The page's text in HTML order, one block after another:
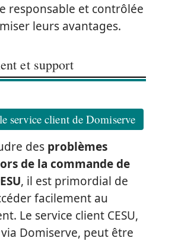
responsable et contrôlée
leurs avantages.
et support
service client de Domiserve
des problèmes
de la commande de
, il est primordial de
facilement au
Le service client CESU,
Domiserve, peut être